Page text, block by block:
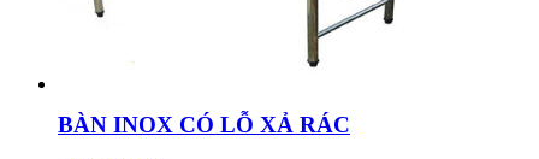
BÀN INOX CÓ LỖ XẢ RÁC